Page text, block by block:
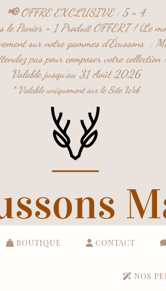
📢 OFFRE EXCLUSIVE : 5 = 4
le Panier = 1 Produit OFFERT ! (Le
sur notre gammes d'Écussons :
pas pour composer votre collection !
Valable jusqu'au 31 Août 2026
* Valable uniquement sur le Site Web
BOUTIQUE CONTACT
NOS